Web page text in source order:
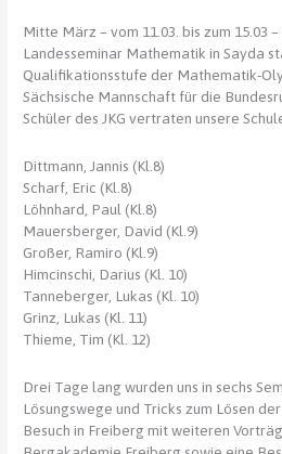
Mitte März – vom 11.03. bis zum 15.03
Landesseminar Mathematik in Sayda
Qualifikationsstufe der Mathematik-
Sächsische Mannschaft für die
Schüler des JKG vertraten unsere
Dittmann, Jannis (Kl.8)
Scharf, Eric (Kl.8)
Löhnhard, Paul (Kl.8)
Mauersberger, David (Kl.9)
Großer, Ramiro (Kl.9)
Himcinschi, Darius (Kl. 10)
Tanneberger, Lukas (Kl. 10)
Grinz, Lukas (Kl. 11)
Thieme, Tim (Kl. 12)
Drei Tage lang wurden uns in sechs
Lösungswege und Tricks zum Lösen
Besuch in Freiberg mit weiteren